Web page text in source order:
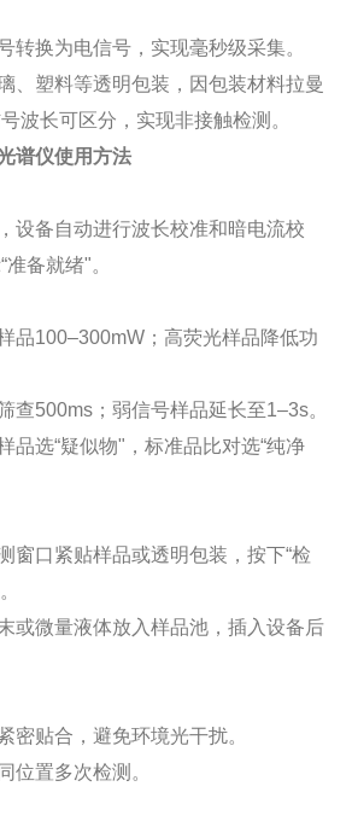
转换为电信号，实现毫秒级采集。
、塑料等透明包装，因包装材料拉曼
波长可区分，实现非接触检测。
谱仪使用方法
设备自动进行波长校准和暗电流校
备就绪"。
品100–300mW；高荧光样品降低功
查500ms；弱信号样品延长至1–3s。
品选“疑似物"，标准品比对选“纯净
窗口紧贴样品或透明包装，按下“检
或微量液体放入样品池，插入设备后
密贴合，避免环境光干扰。
位置多次检测。